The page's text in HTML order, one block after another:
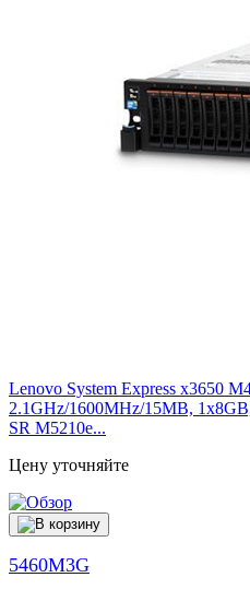
Lenovo System Express x3650
2.1GHz/1600MHz/15MB,
SR M5210e...
Цену уточняйте
5460M3G